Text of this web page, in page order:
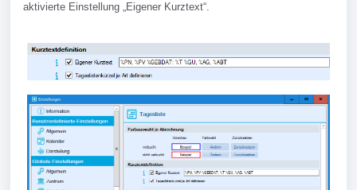
aktivierte Einstellung „Eigener Kurztext“.